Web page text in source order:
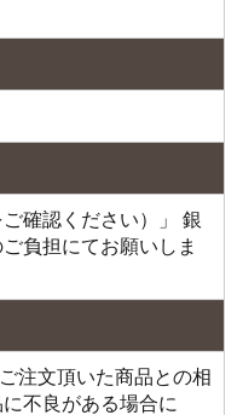
確認ください）」 銀
負担にてお願いしま
注文頂いた商品との相
不良がある場合に